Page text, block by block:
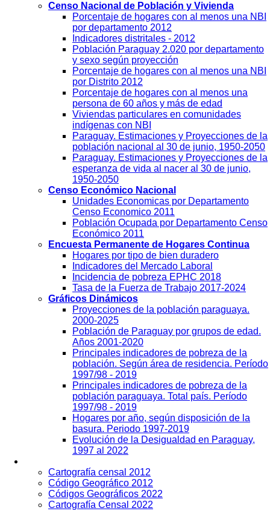
Censo Nacional de Población y Vivienda
Porcentaje de hogares con al menos una NBI
por departamento 2012
Indicadores distritales - 2012
Población Paraguay 2.020 por departamento
y sexo según proyección
Porcentaje de hogares con al menos una NBI
por Distrito 2012
Porcentaje de hogares con al menos una
persona de 60 años y más de edad
Viviendas particulares en comunidades
indígenas con NBI
Paraguay. Estimaciones y Proyecciones de la
población nacional al 30 de junio, 1950-2050
Paraguay. Estimaciones y Proyecciones de la
esperanza de vida al nacer al 30 de junio,
1950-2050
Censo Económico Nacional
Unidades Economicas por Departamento
Censo Economico 2011
Población Ocupada por Departamento Censo
Económico 2011
Encuesta Permanente de Hogares Continua
Hogares por tipo de bien duradero
Indicadores del Mercado Laboral
Incidencia de pobreza EPHC 2018
Tasa de la Fuerza de Trabajo 2017-2024
Gráficos Dinámicos
Proyecciones de la población paraguaya.
2000-2025
Población de Paraguay por grupos de edad.
Años 2001-2020
Principales indicadores de pobreza de la
población. Según área de residencia. Período
1997/98 - 2019
Principales indicadores de pobreza de la
población paraguaya. Total país. Período
1997/98 - 2019
Hogares por año, según disposición de la
basura. Periodo 1997-2019
Evolución de la Desigualdad en Paraguay,
1997 al 2022
Cartografía censal 2012
Código Geográfico 2012
Códigos Geográficos 2022
Cartografía Censal 2022